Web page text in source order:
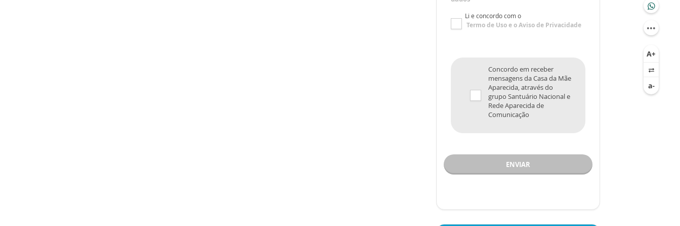
Li e concordo com o
Termo de Usoe oAviso de Privacidade
Concordo em receber
mensagens da Casa da Mãe
Aparecida, através do
grupo Santuário Nacional e
Rede Aparecida de
Comunicação
ENVIAR